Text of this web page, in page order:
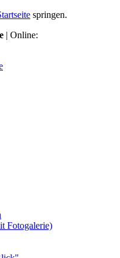
springen.
| Online:
Fotogalerie)